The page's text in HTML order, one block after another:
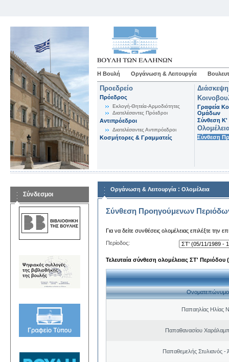
Η Βουλή Οργάνωση & Λειτουργία
Προεδρείο
Πρόεδρος
Εκλογή-Θητεία-Αρμοδιότητες
Διατελέσαντες Πρόεδροι
Αντιπρόεδροι
Διατελέσαντες Αντιπρόεδροι
Κοσμήτορες & Γραμματείς
Γραφεία
Ομάδων
Σύνθεση K'
Σύνθεση
Σύνδεσμοι
Οργάνωση & Λειτουργία : Ολομέλεια
Σύνθεση Προηγούμενων
Για να δείτε συνθέσεις ολομέλειας επιλέξτε την
Περίοδος:
Τελευταία σύνθεση ολομέλειας ΣΤ' Περιόδου
Ονοματεπώνυμο
Παπαηλίας Ηλίας
Παπαθανασίου
Παπαθεμελής Στυλιανός -